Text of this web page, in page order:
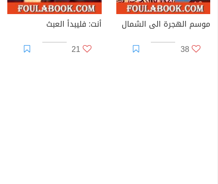
موسم الهجرة الى الشمال
38
أنت: فليبدأ العبث
21